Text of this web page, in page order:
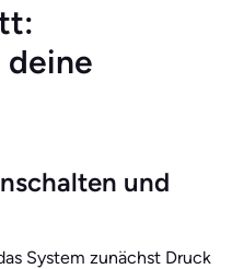
und
System zunächst Druck